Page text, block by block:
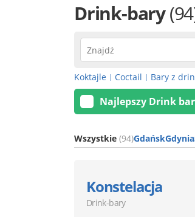
Drink-bary
Koktajle | Coctail | Bary z
Najlepszy Drink
Wszystkie (94)GdańskGdynia
Konstelacja
Drink-bary